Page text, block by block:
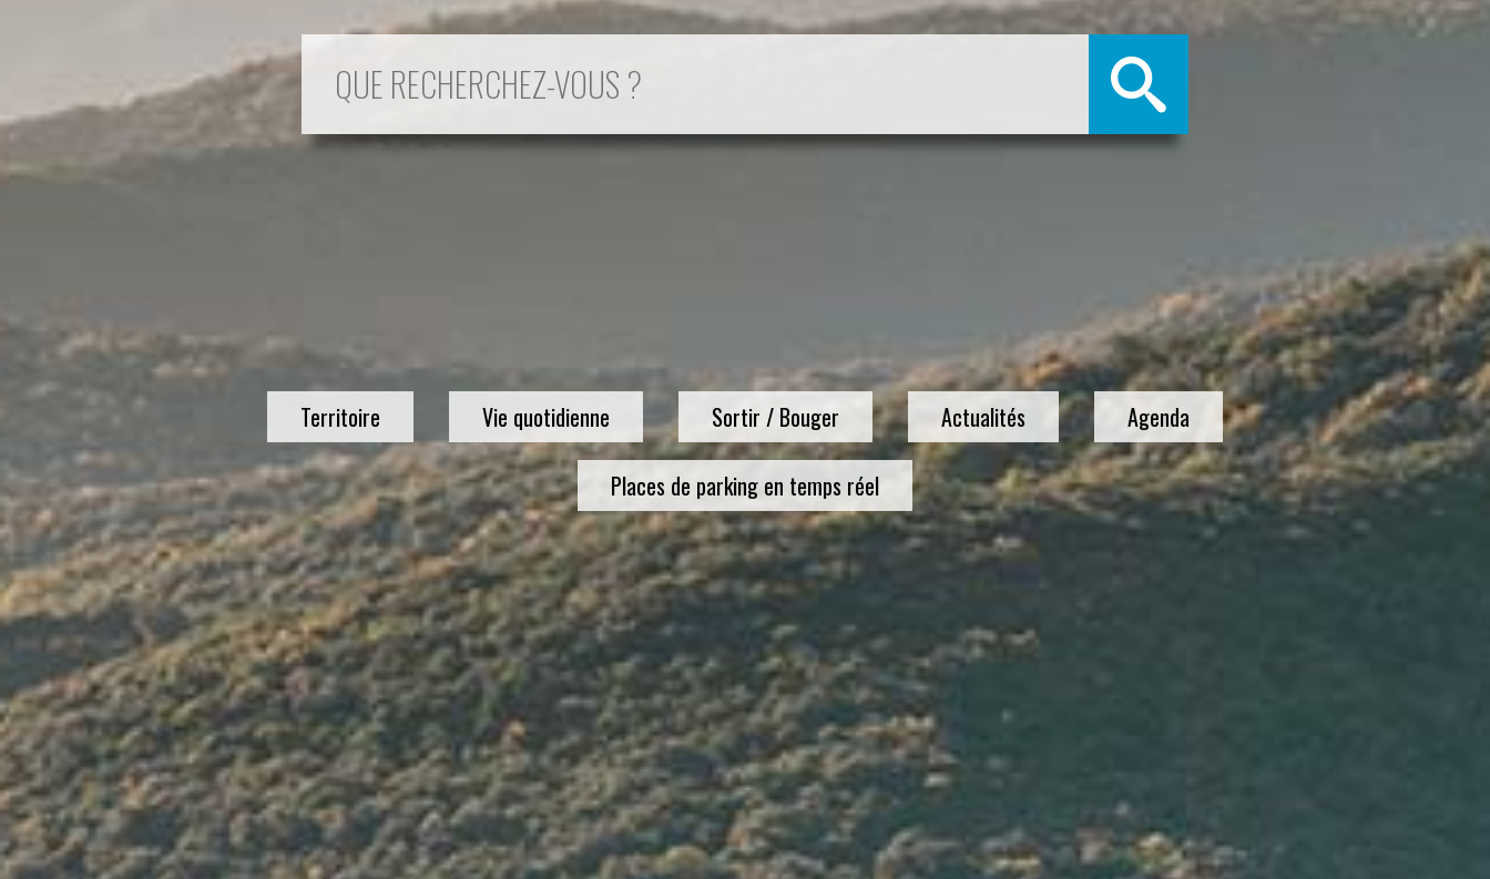
Territoire Vie quotidienne Sortir / Bouger Actualités Agenda
Places de parking en temps réel